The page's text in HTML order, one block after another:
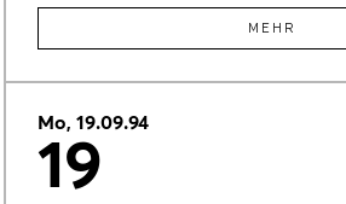
MEHR
Mo, 19.09.94
19